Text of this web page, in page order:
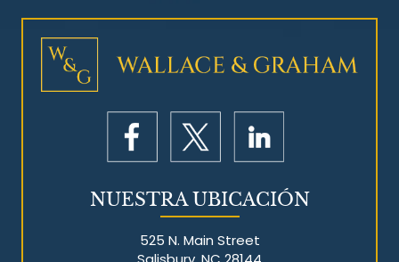
NUESTRA UBICACIÓN
525 N. Main Street